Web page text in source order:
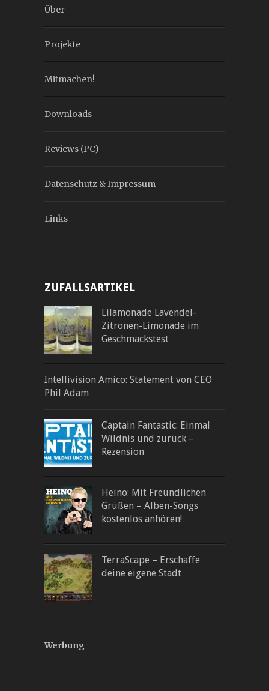
Über
Projekte
Mitmachen!
Downloads
Reviews (PC)
Datenschutz & Impressum
Links
ZUFALLSARTIKEL
Lilamonade Lavendel-
Zitronen-Limonade im
Geschmackstest
Intellivision Amico: Statement von CEO
Phil Adam
Captain Fantastic: Einmal
Wildnis und zurück –
Rezension
Heino: Mit Freundlichen
Grüßen – Alben-Songs
kostenlos anhören!
TerraScape – Erschaffe
deine eigene Stadt
Werbung